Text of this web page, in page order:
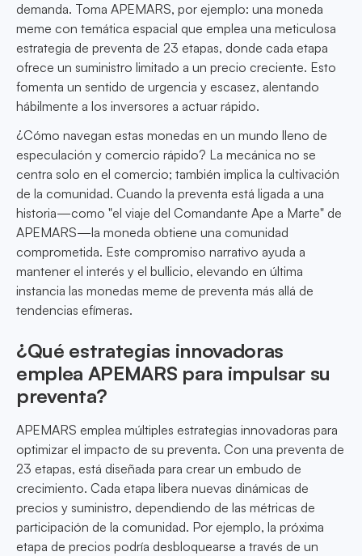
demanda. Toma APEMARS, por ejemplo: una moneda
meme con temática espacial que emplea una meticulosa
estrategia de preventa de 23 etapas, donde cada etapa
ofrece un suministro limitado a un precio creciente. Esto
fomenta un sentido de urgencia y escasez, alentando
hábilmente a los inversores a actuar rápido.
¿Cómo navegan estas monedas en un mundo lleno de
especulación y comercio rápido? La mecánica no se
centra solo en el comercio; también implica la cultivación
de la comunidad. Cuando la preventa está ligada a una
historia—como "el viaje del Comandante Ape a Marte" de
APEMARS—la moneda obtiene una comunidad
comprometida. Este compromiso narrativo ayuda a
mantener el interés y el bullicio, elevando en última
instancia las monedas meme de preventa más allá de
tendencias efímeras.
¿Qué estrategias innovadoras
emplea APEMARS para impulsar su
preventa?
APEMARS emplea múltiples estrategias innovadoras para
optimizar el impacto de su preventa. Con una preventa de
23 etapas, está diseñada para crear un embudo de
crecimiento. Cada etapa libera nuevas dinámicas de
precios y suministro, dependiendo de las métricas de
participación de la comunidad. Por ejemplo, la próxima
etapa de precios podría desbloquearse a través de un